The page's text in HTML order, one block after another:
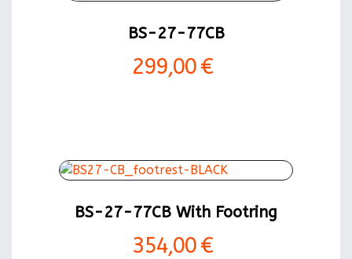
BS-27-77CB
299,00 €
BS-27-77CB With Footring
354,00 €